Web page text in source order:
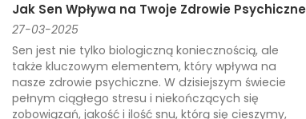
Jak Sen Wpływa na Twoje Zdrowie Psychiczne
27-03-2025
Sen jest nie tylko biologiczną koniecznością, ale
także kluczowym elementem, który wpływa na
nasze zdrowie psychiczne. W dzisiejszym świecie
pełnym ciągłego stresu i niekończących się
zobowiązań, jakość i ilość snu, którą się cieszymy,